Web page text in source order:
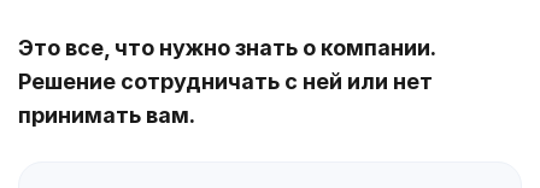
Это все, что нужно знать о компании.
Решение сотрудничать с ней или нет
принимать вам.